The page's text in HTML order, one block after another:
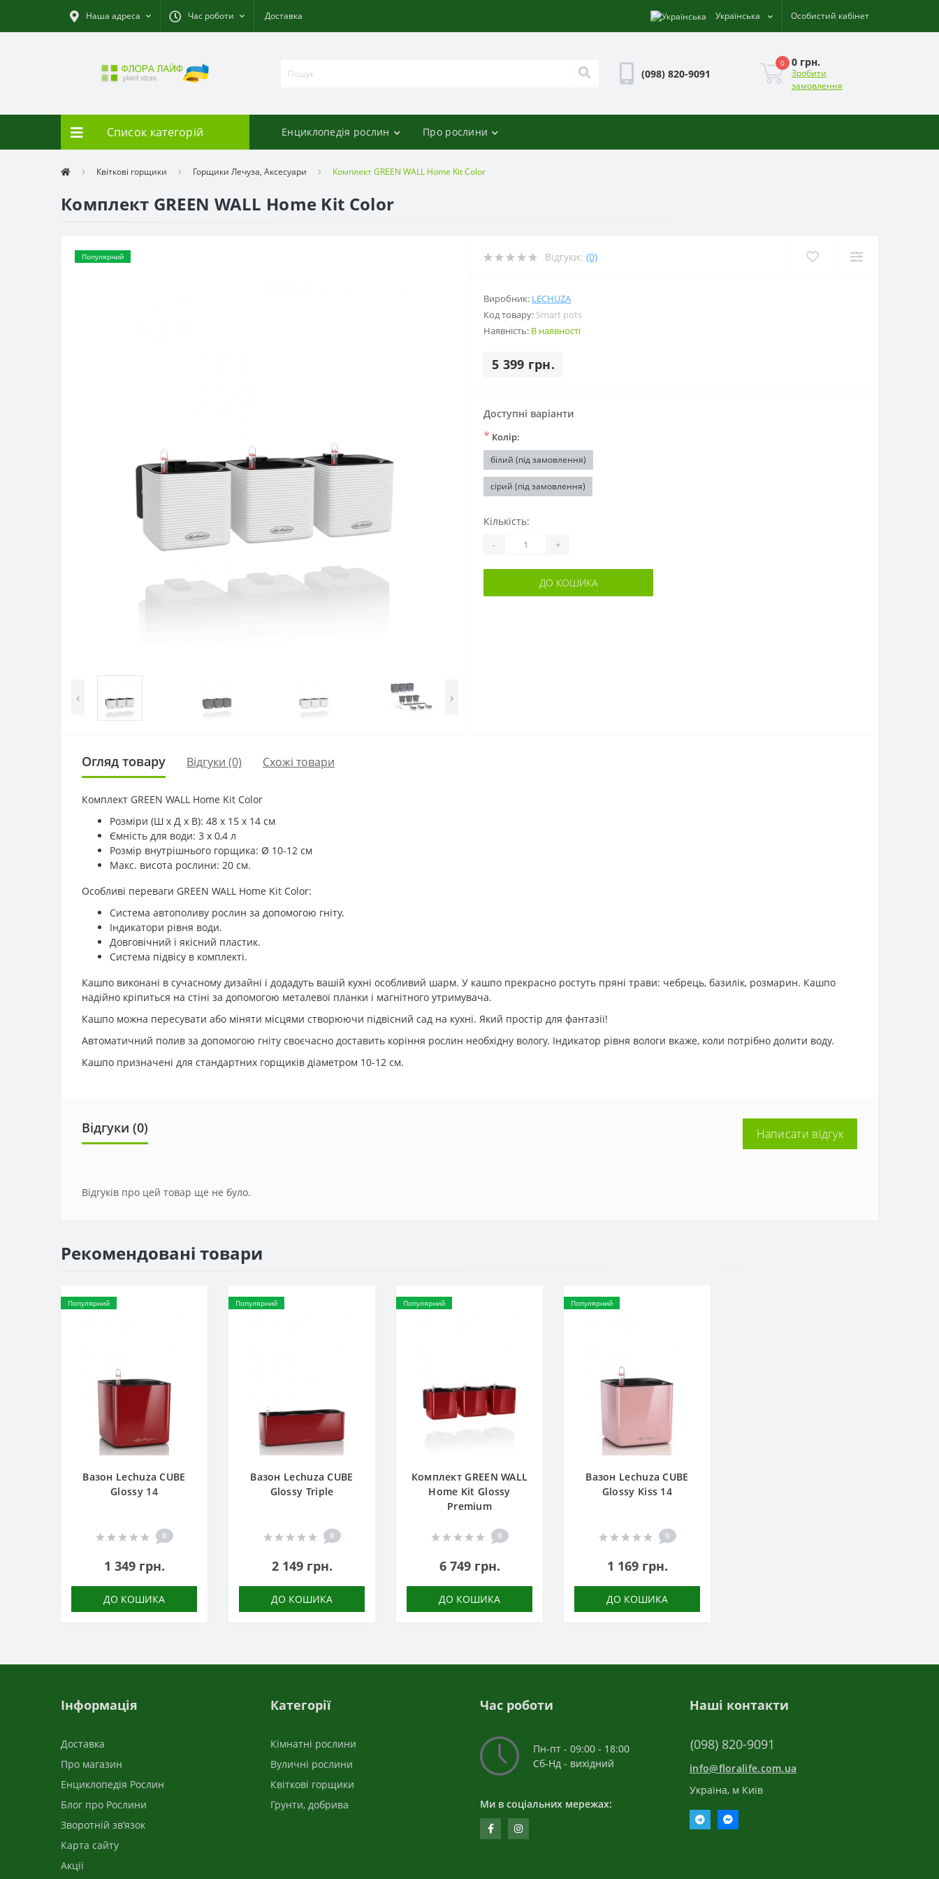
Наша адреса Час роботи Доставка Українська Особистий кабінет
(098) 820-9091
0 0 грн.
Зробити
замовлення
Список категорій Енциклопедія рослин Про рослини
Квіткові горщики Горщики Лечуза, Аксесуари Комплект GREEN WALL Home Kit Color
Комплект GREEN WALL Home Kit Color
Популярний
‹ ›
Відгуки: (0)
Виробник: LECHUZA
Код товару: Smart pots
Наявність: В наявності
5 399 грн.
Доступні варіанти
* Колір:
білий (під замовлення)
сірий (під замовлення)
Кількість:
- +
ДО КОШИКА
Огляд товару Відгуки (0) Схожі товари
Комплект GREEN WALL Home Kit Color
Розміри (Ш х Д х В): 48 x 15 x 14 см
Ємність для води: 3 x 0,4 л
Розмір внутрішнього горщика: Ø 10-12 см
Макс. висота рослини: 20 см.
Особливі переваги GREEN WALL Home Kit Color:
Система автополиву рослин за допомогою гніту.
Індикатори рівня води.
Довговічний і якісний пластик.
Система підвісу в комплекті.
Кашпо виконані в сучасному дизайні і додадуть вашій кухні особливий шарм. У кашпо прекрасно ростуть пряні трави: чебрець, базилік, розмарин. Кашпо
надійно кріпиться на стіні за допомогою металевої планки і магнітного утримувача.
Кашпо можна пересувати або міняти місцями створюючи підвісний сад на кухні. Який простір для фантазії!
Автоматичний полив за допомогою гніту своєчасно доставить коріння рослин необхідну вологу. Індикатор рівня вологи вкаже, коли потрібно долити воду.
Кашпо призначені для стандартних горщиків діаметром 10-12 см.
Відгуки (0) Написати відгук
Відгуків про цей товар ще не було.
Рекомендовані товари
Популярний
Вазон Lechuza CUBE
Glossy 14
0
1 349 грн.
ДО КОШИКА
Популярний
Вазон Lechuza CUBE
Glossy Triple
0
2 149 грн.
ДО КОШИКА
Популярний
Комплект GREEN WALL
Home Kit Glossy
Premium
0
6 749 грн.
ДО КОШИКА
Популярний
Вазон Lechuza CUBE
Glossy Kiss 14
0
1 169 грн.
ДО КОШИКА
Інформація
Доставка
Про магазин
Енциклопедія Рослин
Блог про Рослини
Зворотній зв’язок
Карта сайту
Акції
Категорії
Кімнатні рослини
Вуличні рослини
Квіткові горщики
Грунти, добрива
Час роботи
Пн-пт - 09:00 - 18:00
Сб-Нд - вихідний
Ми в соціальних мережах:
Наші контакти
(098) 820-9091
info@floralife.com.ua
Україна, м Київ